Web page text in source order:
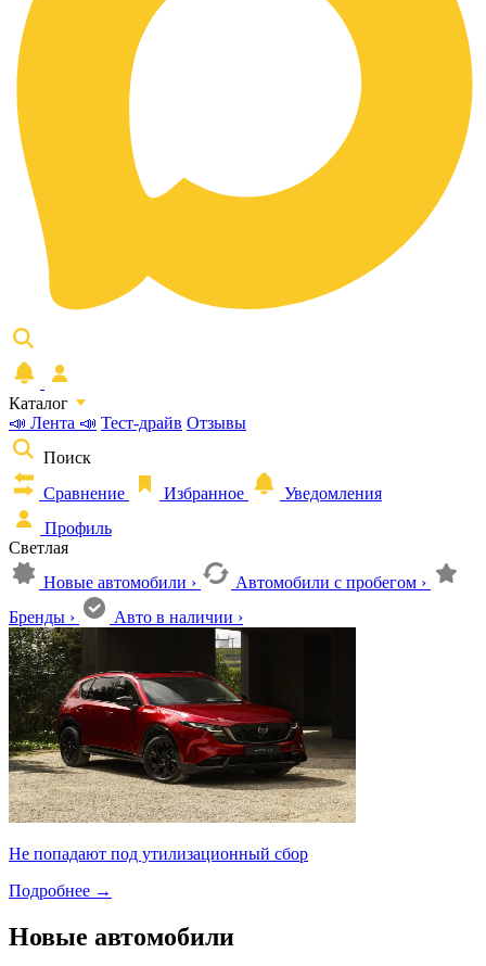
Каталог
📣 Лента 📣 Тест-драйв Отзывы
Поиск
Сравнение
Избранное
Уведомления
Профиль
Светлая
Новые автомобили › Автомобили с пробегом ›
Бренды › Авто в наличии ›
Не попадают под утилизационный сбор
Подробнее →
Новые автомобили